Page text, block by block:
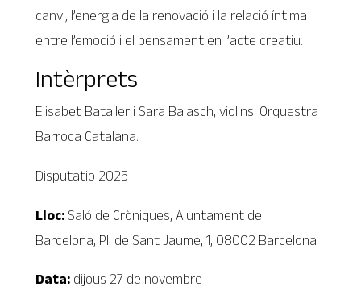
canvi, l’energia de la renovació i la relació íntima
entre l’emoció i el pensament en l’acte creatiu.
Intèrprets
Elisabet Bataller i Sara Balasch, violins. Orquestra
Barroca Catalana.
Disputatio 2025
Lloc: Saló de Cròniques, Ajuntament de
Barcelona, Pl. de Sant Jaume, 1, 08002 Barcelona
Data: dijous 27 de novembre